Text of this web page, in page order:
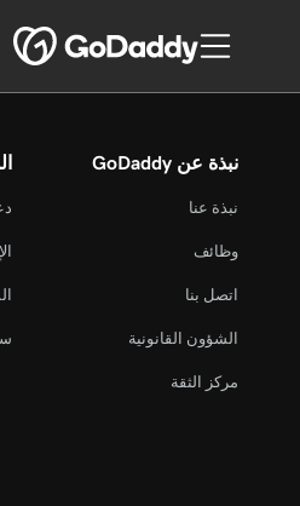
نبذة عن GoDaddy
نبذة عنا
وظائف
اتصل بنا
الشؤون القانونية
مركز الثقة